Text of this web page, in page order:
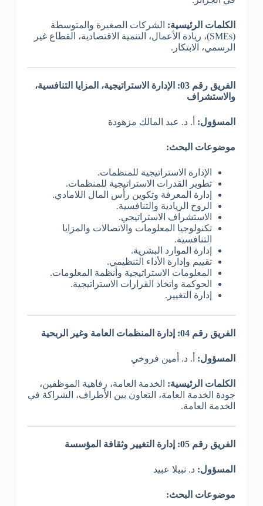
الكلمات الرئيسية: الشركات الصغيرة والمتوسطة
(SMEs)، ريادة الأعمال، التنمية الاقتصادية، القطاع غير
الرسمي، الابتكار.
الفريق رقم 03: الإدارة الاستراتيجية، المزايا التنافسية،
والاستشراف
المسؤول: أ. د. عبد المالك مزهودة
موضوعات البحث:
الإدارة الاستراتيجية للمنظمات.
تطوير القدرات الاستراتيجية للمنظمات.
إدارة المعرفة وتكوين رأس المال اللامادي.
الروح الريادية والتنافسية.
الاستشراف الاستراتيجي.
تكنولوجيا المعلومات والاتصالات والمزايا
التنافسية.
إدارة الموارد البشرية.
تقييم وإدارة الأداء التنظيمي.
المعلومات الاستراتيجية وأنظمة المعلومات.
الحوكمة واتخاذ القرارات الاستراتيجية.
إدارة التغيير.
الفريق رقم 04: إدارة المنظمات العامة وغير الربحية
المسؤول: أ. د. أمين فروخي
الكلمات الرئيسية: الخدمة العامة، رفاهية الموظفين،
جودة الخدمة العامة، التعاون بين الأطراف، الشراكة في
الخدمة العامة.
الفريق رقم 05: إدارة التغيير وثقافة المؤسسة
المسؤول: د. نبيلا عبيد
موضوعات البحث: